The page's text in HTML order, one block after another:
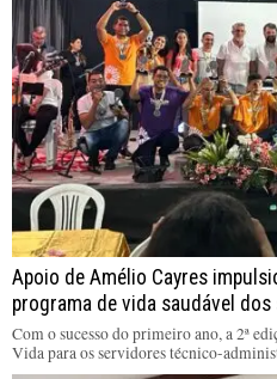
Apoio de Amélio Cayres
programa de vida saudável
Com o sucesso do primeiro ano, a 2ª
Vida para os servidores técnico-